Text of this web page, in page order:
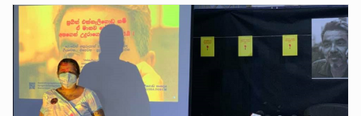
උපරිමාධිකරණ විනිශ්චයකාරවරුන්ගේ හා ඉන් පහළ විනිශ්චයකාරවරුන්ගේ විශ්‍රාම වයස දීර්ඝ කිරීම සඳහා සකස් කර ඇති විසිදෙවන…